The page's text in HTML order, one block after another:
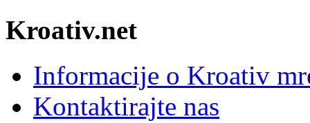
Kroativ.net
Informacije o Kroativ
Kontaktirajte nas